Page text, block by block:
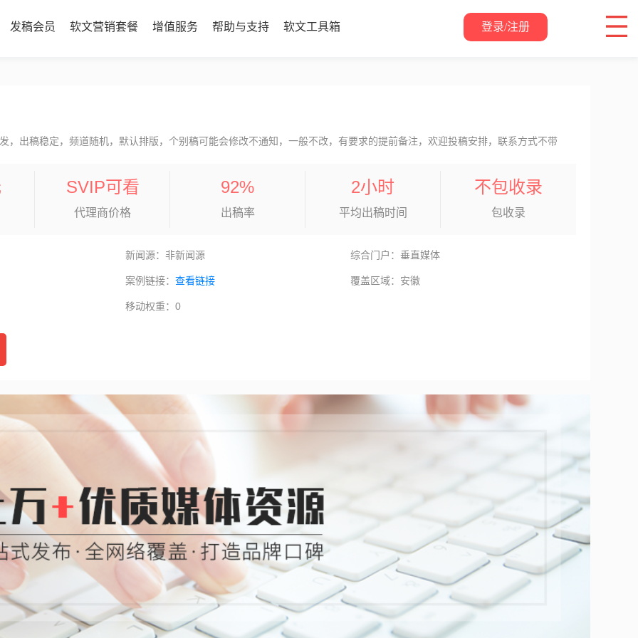
发稿会员 软文营销套餐 增值服务 帮助与支持 软文工具箱 登录/注册
，出稿稳定，频道随机，默认排版，个别稿可能会修改不通知，一般不改，有要求的提前备注，欢迎投稿安排，联系方式不带
SVIP可看
代理商价格
92%
出稿率
2小时
平均出稿时间
不包收录
包收录
新闻源：非新闻源 综合门户：垂直媒体
案例链接： 查看链接 覆盖区域：安徽
移动权重：0